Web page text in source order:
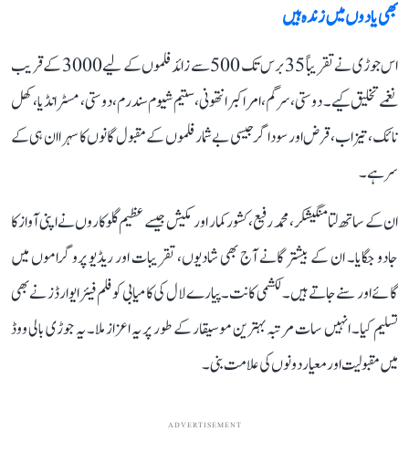
بھی یادوں میں زندہ ہیں
اس جوڑی نے تقریباً 35 برس تک 500 سے زائد فلموں کے لیے 3000 کے قریب
نغمے تخلیق کیے۔ دوستی، سرگم، امر اکبر انتھونی، ستیم شیوم سندرم، دوستی، مسٹر انڈیا، کھل
نائک، تیزاب، قرض اور سوداگر جیسی بے شمار فلموں کے مقبول گانوں کا سہرا ان ہی کے
سر ہے۔
ان کے ساتھ لتا منگیشکر، محمد رفیع، کشور کمار اور مکیش جیسے عظیم گلوکاروں نے اپنی آواز کا
جادو جگایا۔ ان کے بیشتر گانے آج بھی شادیوں، تقریبات اور ریڈیو پروگراموں میں
گائے اور سنے جاتے ہیں۔ لکشمی کانت۔پیارے لال کی کامیابی کو فلم فیئر ایوارڈز نے بھی
تسلیم کیا۔ انہیں سات مرتبہ بہترین موسیقار کے طور پر یہ اعزاز ملا۔ یہ جوڑی بالی ووڈ
میں مقبولیت اور معیار دونوں کی علامت بنی۔
ADVERTISEMENT